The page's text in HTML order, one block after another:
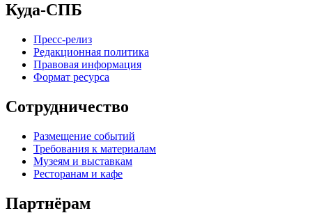
Куда-СПБ
Пресс-релиз
Редакционная политика
Правовая информация
Формат ресурса
Сотрудничество
Размещение событий
Требования к материалам
Музеям и выставкам
Ресторанам и кафе
Партнёрам